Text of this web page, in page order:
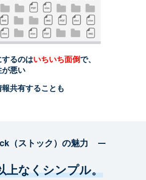
るのはいちいち面倒で、
悪い
共有することも
（ストック）の魅力
上なくシンプル。